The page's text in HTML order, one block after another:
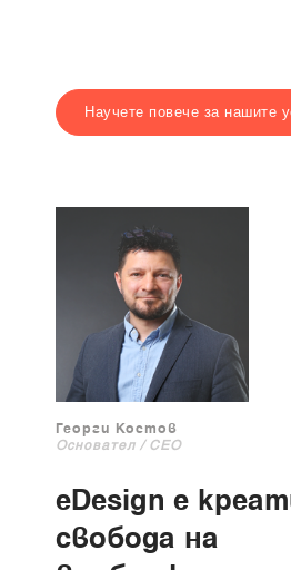
Научете повече за нашите
Георги Костов
Основател / CEO
eDesign e
свобода на